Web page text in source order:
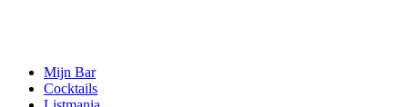
Mijn Bar
Cocktails